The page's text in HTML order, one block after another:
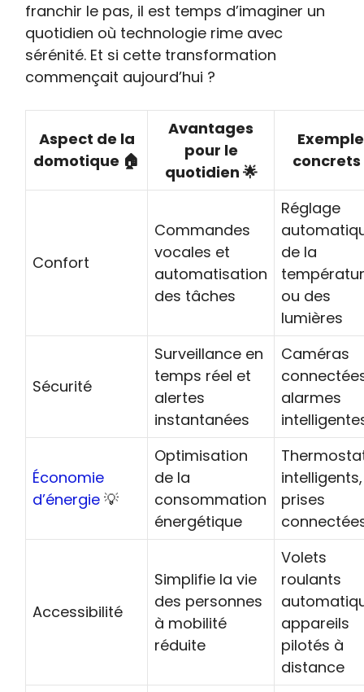
franchir le pas, il est temps d’imaginer un
quotidien où technologie rime avec
sérénité. Et si cette transformation
commençait aujourd’hui ?
Aspect de la
domotique 🏠
Avantages
pour le
quotidien 🌟
Confort
Commandes
vocales et
automatisation
des tâches
Réglage
de la
ou des
lumières
Sécurité
Surveillance en
temps réel et
alertes
instantanées
Caméras
alarmes
Économie
d’énergie 💡
Optimisation
de la
consommation
énergétique
intelligents,
prises
Accessibilité
Simplifie la vie
des personnes
à mobilité
réduite
Volets
roulants
appareils
pilotés à
distance